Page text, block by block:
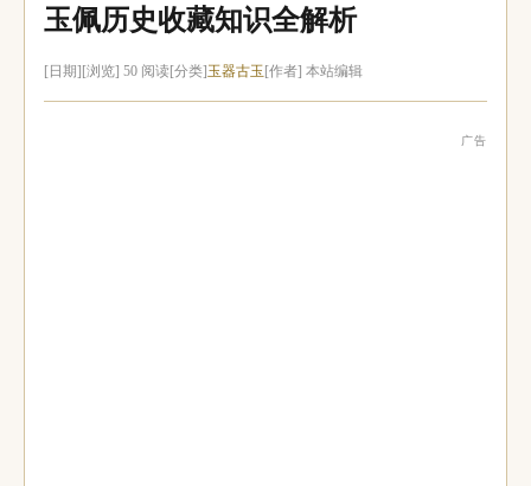
玉佩历史收藏知识全解析
[日期] [浏览] 50 阅读 [分类] 玉器古玉 [作者] 本站编辑
广告